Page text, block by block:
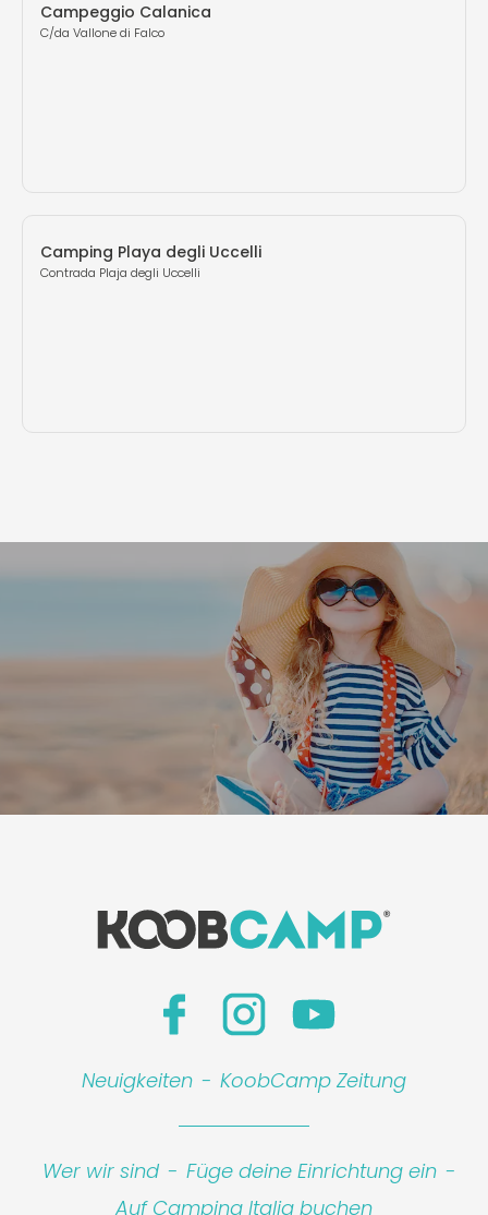
Campeggio Calanica
C/da Vallone di Falco
Camping Playa degli Uccelli
Contrada Plaja degli Uccelli
Neuigkeiten - KoobCamp Zeitung
Wer wir sind - Füge deine Einrichtung ein -
Auf Camping Italia buchen